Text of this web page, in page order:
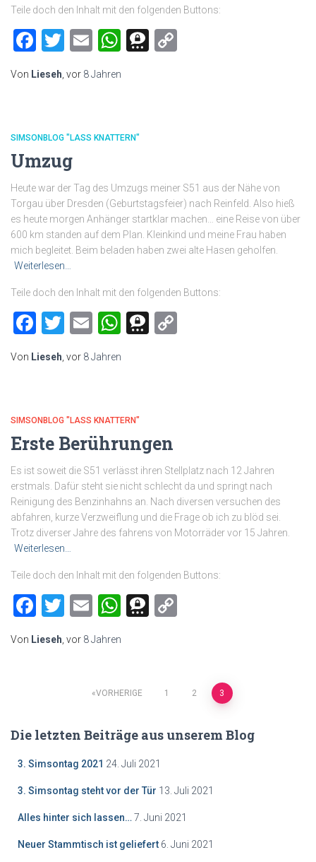
Teile doch den Inhalt mit den folgenden Buttons:
Facebook
Twitter
EmailWhatsApp
Threema
Von Lieseh , vor 8 Jahren
SIMSONBLOG "LASS KNATTERN"
Umzug
Heute war der Tag des Umzugs meiner S51 aus der Nähe von
Torgau über Dresden (Geburtstagsfeier) nach Reinfeld. Also hieß
es heute morgen Anhänger startklar machen… eine Reise von über
600 km standen auf dem Plan. Kleinkind und meine Frau haben
mich begleitet. Beim beladen haben zwei alte Hasen geholfen.
Weiterlesen…
Teile doch den Inhalt mit den folgenden Buttons:
Facebook
Twitter
EmailWhatsApp
Threema
Von Lieseh , vor 8 Jahren
SIMSONBLOG "LASS KNATTERN"
Erste Berührungen
Es ist soweit die S51 verlässt ihren Stellplatz nach 12 Jahren
erstmals. Dafür steht sie nicht schlecht da und springt nach
Reinigung des Benzinhahns an. Nach diversen versuchen des
abfahren, kurze Verzweiflung und die Frage ob ich zu blöd sei.
Trotz diverser Jahre des fahrens von Motorräder vor 15 Jahren.
Weiterlesen…
Teile doch den Inhalt mit den folgenden Buttons:
Facebook
Twitter
EmailWhatsApp
Threema
Von Lieseh , vor 8 Jahren
Beitragsnavigation
VORHERIGE 1 2 3
Die letzten Beiträge aus unserem Blog
3. Simsontag 2021 24. Juli 2021
3. Simsontag steht vor der Tür 13. Juli 2021
Alles hinter sich lassen… 7. Juni 2021
Neuer Stammtisch ist geliefert 6. Juni 2021